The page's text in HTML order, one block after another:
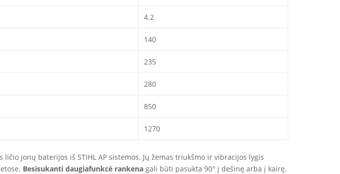
4.2
140
235
280
850
1270
jonų baterijos iš STIHL AP sistemos. Jų žemas triukšmo ir vibracijos lygis
Besisukanti daugiafunkcė rankena gali būti pasukta 90° į dešinę arba į kairę.